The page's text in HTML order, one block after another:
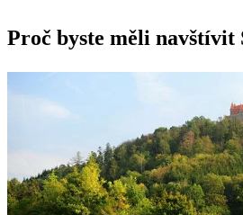
Proč byste měli